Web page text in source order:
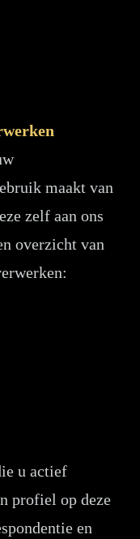
maakt van
zelf aan ons
overzicht van
u actief
profiel op deze
en